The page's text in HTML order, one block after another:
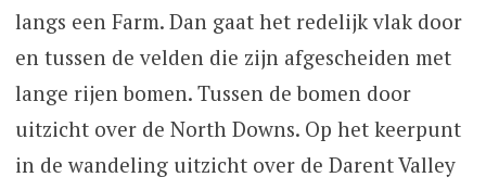
langs een Farm. Dan gaat het redelijk vlak door
en tussen de velden die zijn afgescheiden met
lange rijen bomen. Tussen de bomen door
uitzicht over de North Downs. Op het keerpunt
in de wandeling uitzicht over de Darent Valley